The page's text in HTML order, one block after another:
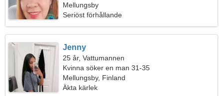
Mellungsby
Seriöst förhållande
Jenny
25 år, Vattumannen
Kvinna söker en man 31-35
Mellungsby, Finland
Äkta kärlek